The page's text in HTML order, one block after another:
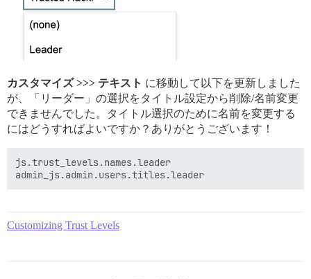
カスタマイズ >>> テキスト に移動して以下を更新しました
が、「リーダー」の選択をタイトル設定から削除/名前変更
できませんでした。タイトル選択のために名前を変更する
にはどうすればよいですか？ありがとうございます！
js.trust_levels.names.leader
Customizing Trust Levels